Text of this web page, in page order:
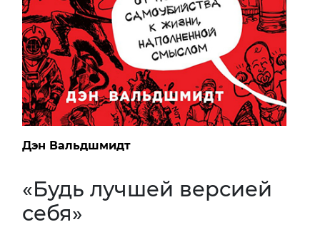
Дэн Вальдшмидт
«Будь лучшей версией
себя»